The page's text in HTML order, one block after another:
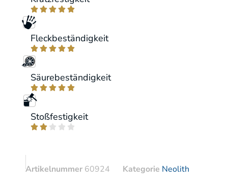
    
Fleckbeständigkeit
    
Säurebeständigkeit
    
Stoßfestigkeit
    
Artikelnummer 60924 Kategorie Neolith